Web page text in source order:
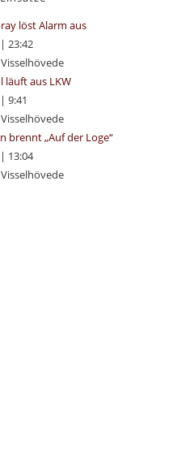
löst Alarm aus
23:42
läuft aus LKW
9:41
brennt „Auf der Loge“
13:04